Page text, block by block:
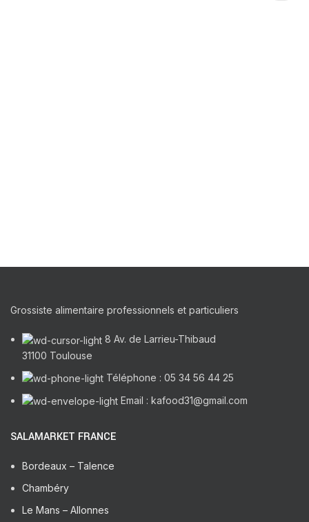
Grossiste alimentaire professionnels et particuliers
8 Av. de Larrieu-Thibaud
31100 Toulouse
Téléphone : 05 34 56 44 25
Email : kafood31@gmail.com
SALAMARKET FRANCE
Bordeaux – Talence
Chambéry
Le Mans – Allonnes